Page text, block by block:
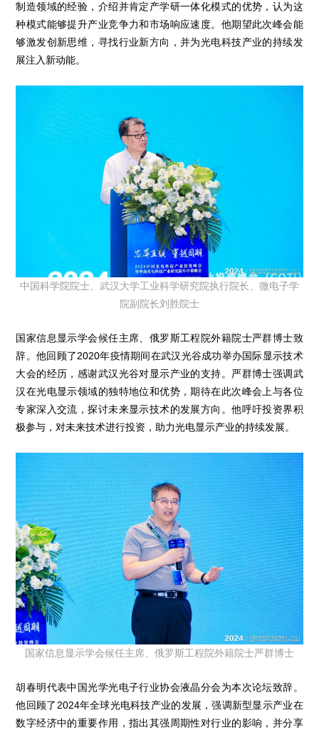
制造领域的经验，介绍并肯定产学研一体化模式的优势，认为这
种模式能够提升产业竞争力和市场响应速度。他期望此次峰会能
够激发创新思维，寻找行业新方向，并为光电科技产业的持续发
展注入新动能。
中国科学院院士、武汉大学工业科学研究院执行院长、微电子学
院副院长刘胜院士
国家信息显示学会候任主席、俄罗斯工程院外籍院士严群博士致
辞。他回顾了2020年疫情期间在武汉光谷成功举办国际显示技术
大会的经历，感谢武汉光谷对显示产业的支持。严群博士强调武
汉在光电显示领域的独特地位和优势，期待在此次峰会上与各位
专家深入交流，探讨未来显示技术的发展方向。他呼吁投资界积
极参与，对未来技术进行投资，助力光电显示产业的持续发展。
国家信息显示学会候任主席、俄罗斯工程院外籍院士严群博士
胡春明代表中国光学光电子行业协会液晶分会为本次论坛致辞。
他回顾了2024年全球光电科技产业的发展，强调新型显示产业在
数字经济中的重要作用，指出其强周期性对行业的影响，并分享